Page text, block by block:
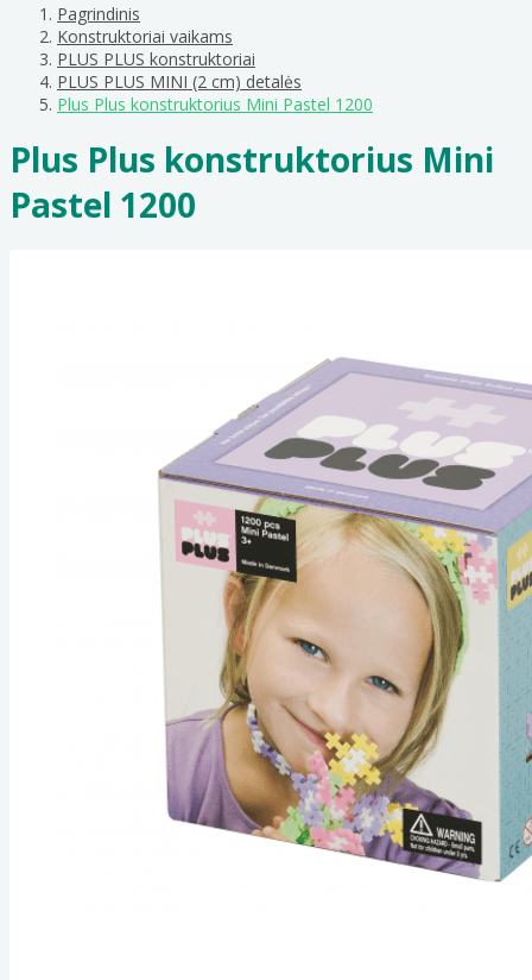
Pagrindinis
Konstruktoriai vaikams
PLUS PLUS konstruktoriai
PLUS PLUS MINI (2 cm) detalės
Plus Plus konstruktorius Mini Pastel 1200
Plus Plus konstruktorius Mini
Pastel 1200